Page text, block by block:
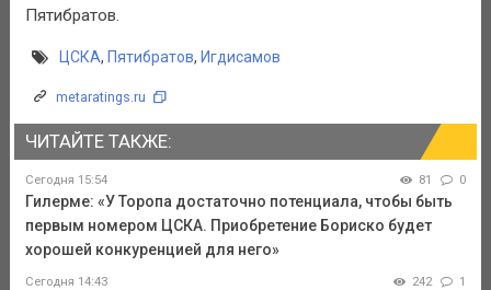
Пятибратов.
ЦСКА, Пятибратов, Игдисамов
metaratings.ru
ЧИТАЙТЕ ТАКЖЕ:
Сегодня 15:54 81 0
Гилерме: «У Торопа достаточно потенциала, чтобы быть
первым номером ЦСКА. Приобретение Бориско будет
хорошей конкуренцией для него»
Сегодня 14:43 242 1